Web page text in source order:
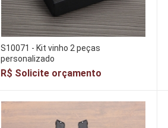
S10071 - Kit vinho 2 peças
personalizado
R$ Solicite orçamento